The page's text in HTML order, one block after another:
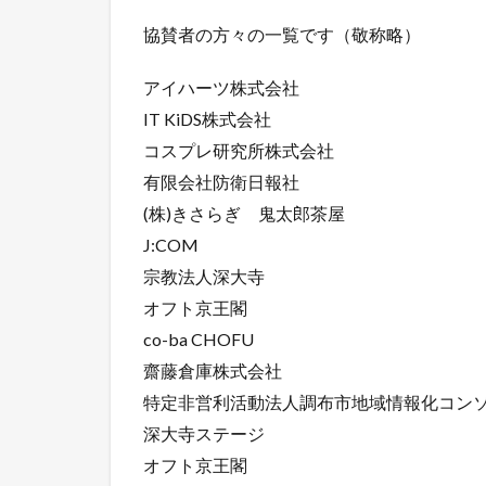
協賛者の方々の一覧です（敬称略）
アイハーツ株式会社
IT KiDS株式会社
コスプレ研究所株式会社
有限会社防衛日報社
(株)きさらぎ 鬼太郎茶屋
J:COM
宗教法人深大寺
オフト京王閣
co-ba CHOFU
齋藤倉庫株式会社
特定非営利活動法人調布市地域情報化コン
深大寺ステージ
オフト京王閣